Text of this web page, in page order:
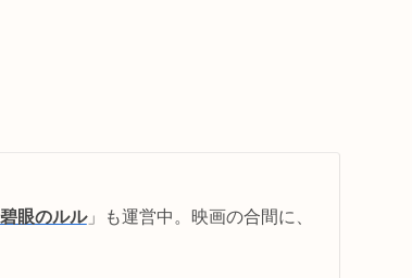
碧眼のルル」も運営中。映画の合間に、